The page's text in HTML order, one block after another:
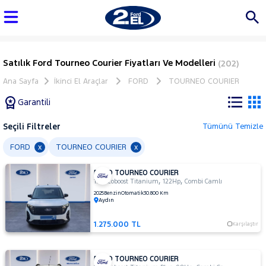
Satılık Ford Tourneo Courier Fiyatları Ve Modelleri (202)
Ana Sayfa İkinci El Araçlar FORD TOURNEO COURIER
Garantili
Tüm
Araçlar
AUDI
BMC
BMW
BYD
Seçili Filtreler Tümünü Temizle
FORD x TOURNEO COURIER x
FORD TOURNEO COURIER
1.0 Ecoboost Titanium,122Hp,Combi Camlı
2025BenzinOtomatik30.800 Km
Aydın
1.275.000 TL Karşılaştır
FORD TOURNEO COURIER